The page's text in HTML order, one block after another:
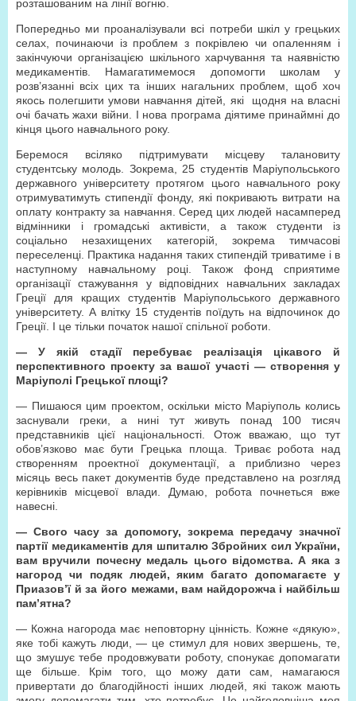
розташованим на лінії вогню.
Попередньо ми проаналізували всі потреби шкіл у грецьких
селах, починаючи із проблем з покрівлею чи опаленням і
закінчуючи організацією шкільного харчування та наявністю
медикаментів. Намагатимемося допомогти школам у
розв’язанні всіх цих та інших нагальних проблем, щоб хоч
якось полегшити умови навчання дітей, які щодня на власні
очі бачать жахи війни. І нова програма діятиме принаймні до
кінця цього навчального року.
Беремося всіляко підтримувати місцеву талановиту
студентську молодь. Зокрема, 25 студентів Маріупольського
державного університету протягом цього навчального року
отримуватимуть стипендії фонду, які покривають витрати на
оплату контракту за навчання. Серед цих людей насамперед
відмінники і громадські активісти, а також студенти із
соціально незахищених категорій, зокрема тимчасові
переселенці. Практика надання таких стипендій триватиме і в
наступному навчальному році. Також фонд сприятиме
організації стажування у відповідних навчальних закладах
Греції для кращих студентів Маріупольського державного
університету. А влітку 15 студентів поїдуть на відпочинок до
Греції. І це тільки початок нашої спільної роботи.
— У якій стадії перебуває реалізація цікавого й
перспективного проекту за вашої участі — створення у
Маріуполі Грецької площі?
— Пишаюся цим проектом, оскільки місто Маріуполь колись
заснували греки, а нині тут живуть понад 100 тисяч
представників цієї національності. Отож вважаю, що тут
обов’язково має бути Грецька площа. Триває робота над
створенням проектної документації, а приблизно через
місяць весь пакет документів буде представлено на розгляд
керівників місцевої влади. Думаю, робота почнеться вже
навесні.
— Свого часу за допомогу, зокрема передачу значної
партії медикаментів для шпиталю Збройних сил України,
вам вручили почесну медаль цього відомства. А яка з
нагород чи подяк людей, яким багато допомагаєте у
Приазов’ї й за його межами, вам найдорожча і найбільш
пам’ятна?
— Кожна нагорода має неповторну цінність. Кожне «дякую»,
яке тобі кажуть люди, — це стимул для нових звершень, те,
що змушує тебе продовжувати роботу, спонукає допомагати
ще більше. Крім того, що можу дати сам, намагаюся
привертати до благодійності інших людей, які також мають